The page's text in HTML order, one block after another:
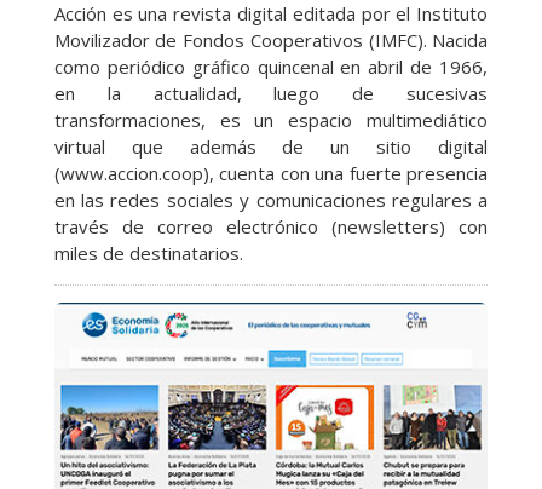
Acción es una revista digital editada por el Instituto
Movilizador de Fondos Cooperativos (IMFC). Nacida
como periódico gráfico quincenal en abril de 1966,
en la actualidad, luego de sucesivas
transformaciones, es un espacio multimediático
virtual que además de un sitio digital
(www.accion.coop), cuenta con una fuerte presencia
en las redes sociales y comunicaciones regulares a
través de correo electrónico (newsletters) con
miles de destinatarios.